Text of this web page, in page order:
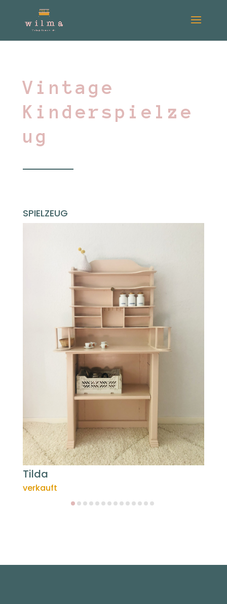
Vintage
Kinderspielze
ug
SPIELZEUG
Tilda
verkauft